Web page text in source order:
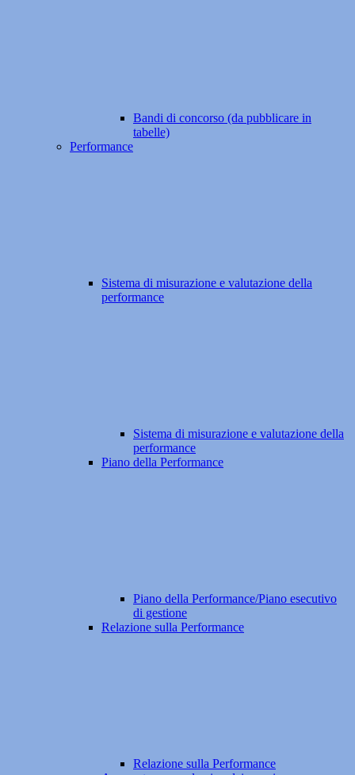
Bandi di concorso (da pubblicare in
tabelle)
Performance
Sistema di misurazione e valutazione della
performance
Sistema di misurazione e valutazione della
performance
Piano della Performance
Piano della Performance/Piano esecutivo
di gestione
Relazione sulla Performance
Relazione sulla Performance